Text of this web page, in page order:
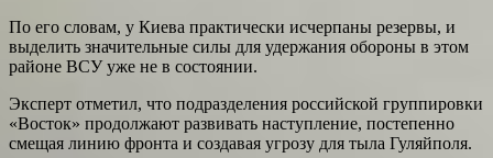
По его словам, у Киева практически исчерпаны резервы, и
выделить значительные силы для удержания обороны в этом
районе ВСУ уже не в состоянии.
Эксперт отметил, что подразделения российской группировки
«Восток» продолжают развивать наступление, постепенно
смещая линию фронта и создавая угрозу для тыла Гуляйполя.